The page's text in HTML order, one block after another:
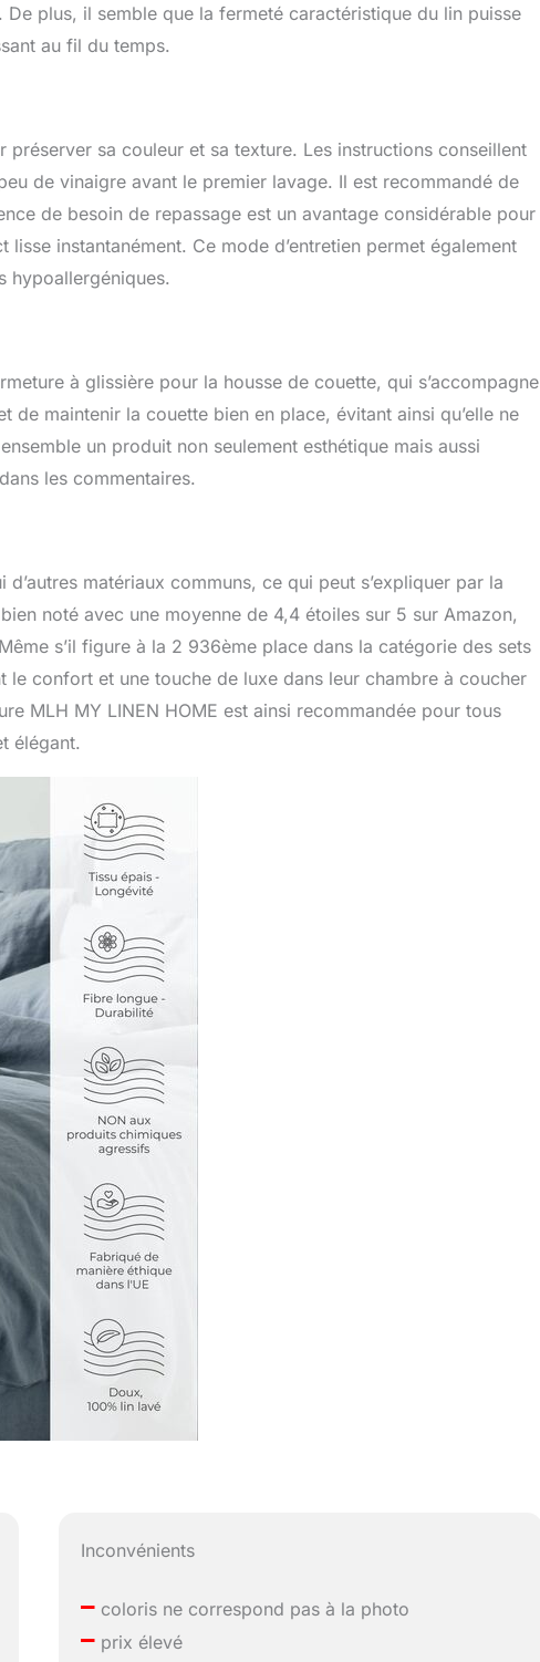
notre empreinte CO2. - Nous utilisons du lin, car sa culture
nécessitent relativement peu d'eau et de ressources. - Nous
énergie à la qualité des produits et au bonheur de nos
plus, il semble que la fermeté caractéristique du lin puisse
au fil du temps.
sa couleur et sa texture. Les instructions conseillent
de vinaigre avant le premier lavage. Il est recommandé de
de besoin de repassage est un avantage considérable pour
instantanément. Ce mode d’entretien permet également
hypoallergéniques.
à glissière pour la housse de couette, qui s’accompagne
de maintenir la couette bien en place, évitant ainsi qu’elle ne
un produit non seulement esthétique mais aussi
les commentaires.
matériaux communs, ce qui peut s’expliquer par la
noté avec une moyenne de 4,4 étoiles sur 5 sur Amazon,
s’il figure à la 2 936ème place dans la catégorie des sets
confort et une touche de luxe dans leur chambre à coucher
MLH MY LINEN HOME est ainsi recommandée pour tous
élégant.
Inconvénients
– coloris ne correspond pas à la photo
– prix élevé